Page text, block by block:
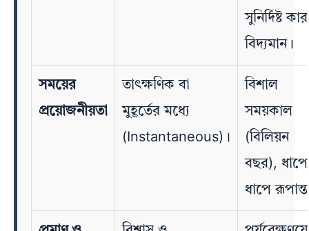
সুনির্দিষ্ট
বিদ্যমান।
সময়ের
প্রয়োজনীয়তা
তাৎক্ষণিক বা
মুহূর্তের মধ্যে
(Instantaneous)।
বিশাল
সময়কাল
(বিলিয়ন
বছর), ধাপে
ধাপে